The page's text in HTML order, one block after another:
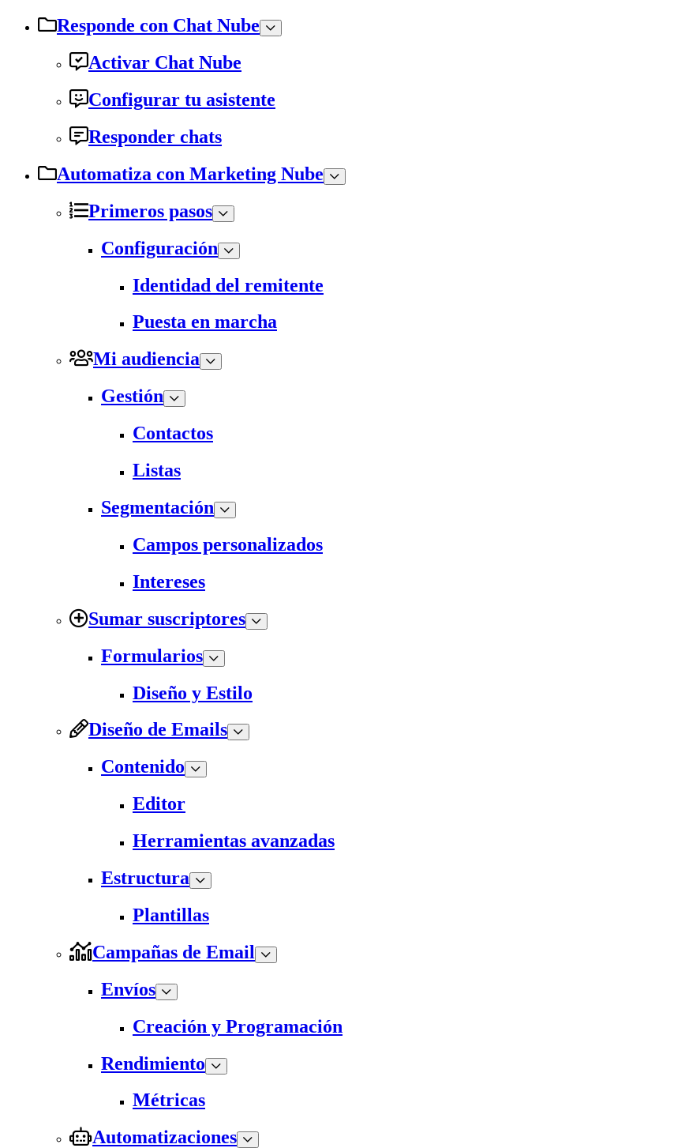
Responde con Chat Nube
Activar Chat Nube
Configurar tu asistente
Responder chats
Automatiza con Marketing Nube
Primeros pasos
Configuración
Identidad del remitente
Puesta en marcha
Mi audiencia
Gestión
Contactos
Listas
Segmentación
Campos personalizados
Intereses
Sumar suscriptores
Formularios
Diseño y Estilo
Diseño de Emails
Contenido
Editor
Herramientas avanzadas
Estructura
Plantillas
Campañas de Email
Envíos
Creación y Programación
Rendimiento
Métricas
Automatizaciones